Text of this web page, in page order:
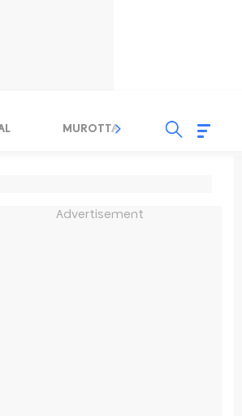
MUROTTAL TAUSYIAH
Advertisement